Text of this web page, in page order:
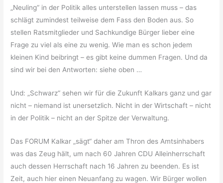
„Neuling“ in der Politik alles unterstellen lassen muss – das
schlägt zumindest teilweise dem Fass den Boden aus. So
stellen Ratsmitglieder und Sachkundige Bürger lieber eine
Frage zu viel als eine zu wenig. Wie man es schon jedem
kleinen Kind beibringt – es gibt keine dummen Fragen. Und da
sind wir bei den Antworten: siehe oben …
Und: „Schwarz“ sehen wir für die Zukunft Kalkars ganz und gar
nicht – niemand ist unersetzlich. Nicht in der Wirtschaft – nicht
in der Politik – nicht an der Spitze der Verwaltung.
Das FORUM Kalkar „sägt“ daher am Thron des Amtsinhabers
was das Zeug hält, um nach 60 Jahren CDU Alleinherrschaft
auch dessen Herrschaft nach 16 Jahren zu beenden. Es ist
Zeit, auch hier einen Neuanfang zu wagen. Wir Bürger wollen